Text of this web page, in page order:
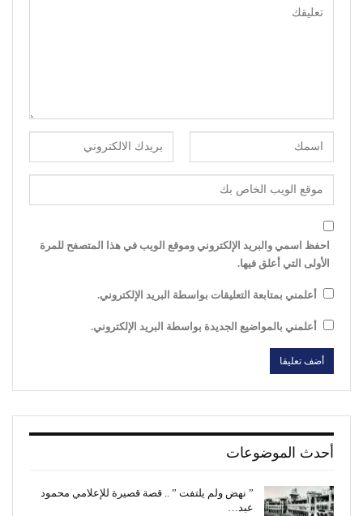
احفظ اسمي والبريد الإلكتروني وموقع الويب في هذا المتصفح للمرة
الأولى التي أعلق فيها.
أعلمني بمتابعة التعليقات بواسطة البريد الإلكتروني.
أعلمني بالمواضيع الجديدة بواسطة البريد الإلكتروني.
أحدث الموضوعات
” نهض ولم يلتفت ” .. قصة قصيرة للإعلامي محمود
عبد…